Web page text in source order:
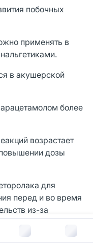
побочных
применять в
в акушерской
более
возрастает
дозы
для
перед и во время
из-за